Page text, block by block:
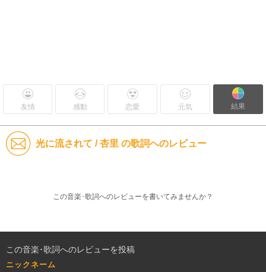
友情 感動 恋愛 元気 結果
光に流されて / 杏里 の歌詞へのレビュー
この音楽･歌詞へのレビューを書いてみませんか？
この音楽･歌詞へのレビューを投稿
ニックネーム